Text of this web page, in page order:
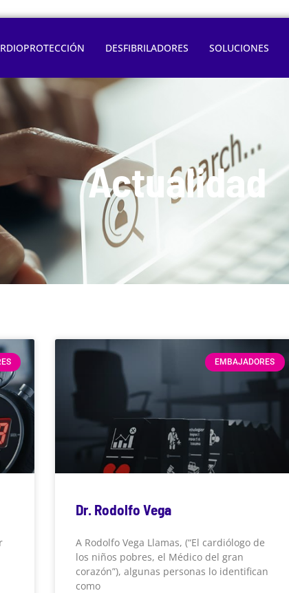
DESFIBRILADORES SOLUCIONES
Actualidad
EMBAJADORES
Dr. Rodolfo Vega
A Rodolfo Vega Llamas, (“El cardiólogo de
los niños pobres, el Médico del gran
corazón”), algunas personas lo identifican
como